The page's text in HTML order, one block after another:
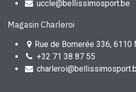
uccle@bellissimosport.be
Magasin Charleroi
Rue de Bomerée 336, 6110
+32 71 38 87 55